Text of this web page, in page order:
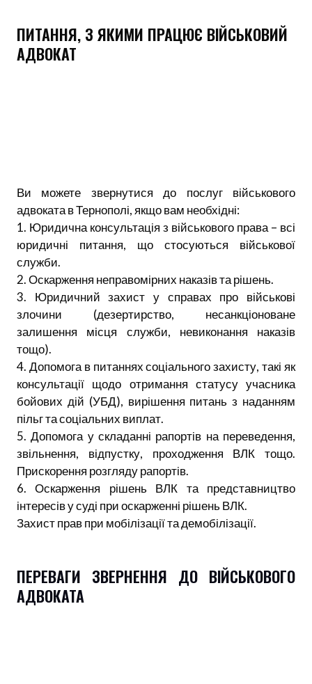
ПИТАННЯ, З ЯКИМИ ПРАЦЮЄ ВІЙСЬКОВИЙ
АДВОКАТ
Ви можете звернутися до послуг військового
адвоката в Тернополі, якщо вам необхідні:
1. Юридична консультація з військового права – всі
юридичні питання, що стосуються військової
служби.
2. Оскарження неправомірних наказів та рішень.
3. Юридичний захист у справах про військові
злочини (дезертирство, несанкціоноване
залишення місця служби, невиконання наказів
тощо).
4. Допомога в питаннях соціального захисту, такі як
консультації щодо отримання статусу учасника
бойових дій (УБД), вирішення питань з наданням
пільг та соціальних виплат.
5. Допомога у складанні рапортів на переведення,
звільнення, відпустку, проходження ВЛК тощо.
Прискорення розгляду рапортів.
6. Оскарження рішень ВЛК та представництво
інтересів у суді при оскарженні рішень ВЛК.
Захист прав при мобілізації та демобілізації.
ПЕРЕВАГИ ЗВЕРНЕННЯ ДО ВІЙСЬКОВОГО
АДВОКАТА